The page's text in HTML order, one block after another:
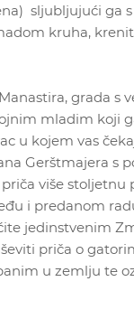
sljubljujući ga
kruha,
grada s
mladim koji
u kojem vas
Gerštmajera s
više stoljetnu
i predanom
jedinstvenim
priča o
u zemlju te